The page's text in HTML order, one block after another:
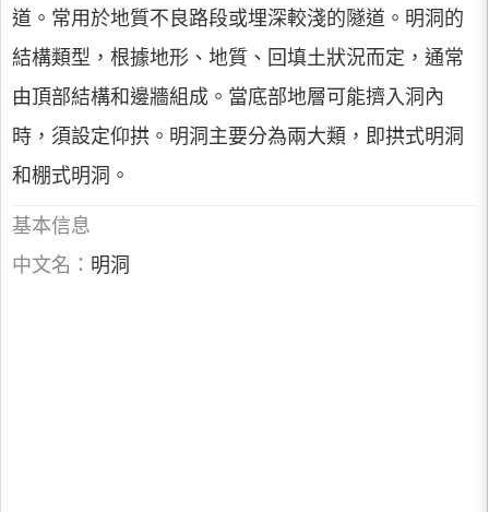
道。常用於地質不良路段或埋深較淺的隧道。明洞的
結構類型，根據地形、地質、回填土狀況而定，通常
由頂部結構和邊牆組成。當底部地層可能擠入洞內
時，須設定仰拱。明洞主要分為兩大類，即拱式明洞
和棚式明洞。
基本信息
中文名： 明洞